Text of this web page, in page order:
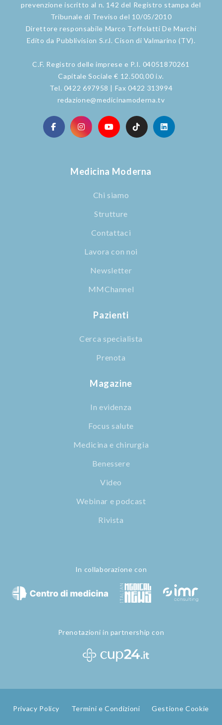
prevenzione iscritto al n. 142 del Registro stampa del
Tribunale di Treviso del 10/05/2010
Direttore responsabile Marco Toffolatti De Marchi
Edito da Pubblivision S.r.l. Cison di Valmarino (TV).
C.F. Registro delle imprese e P.I. 04051870261
Capitale Sociale € 12.500,00 i.v.
Tel. 0422 697958 | Fax 0422 313994
redazione@medicinamoderna.tv
Medicina Moderna
Chi siamo
Strutture
Contattaci
Lavora con noi
Newsletter
MMChannel
Pazienti
Cerca specialista
Prenota
Magazine
In evidenza
Focus salute
Medicina e chirurgia
Benessere
Video
Webinar e podcast
Rivista
In collaborazione con
Prenotazioni in partnership con
Privacy Policy Termini e Condizioni Gestione Cookie